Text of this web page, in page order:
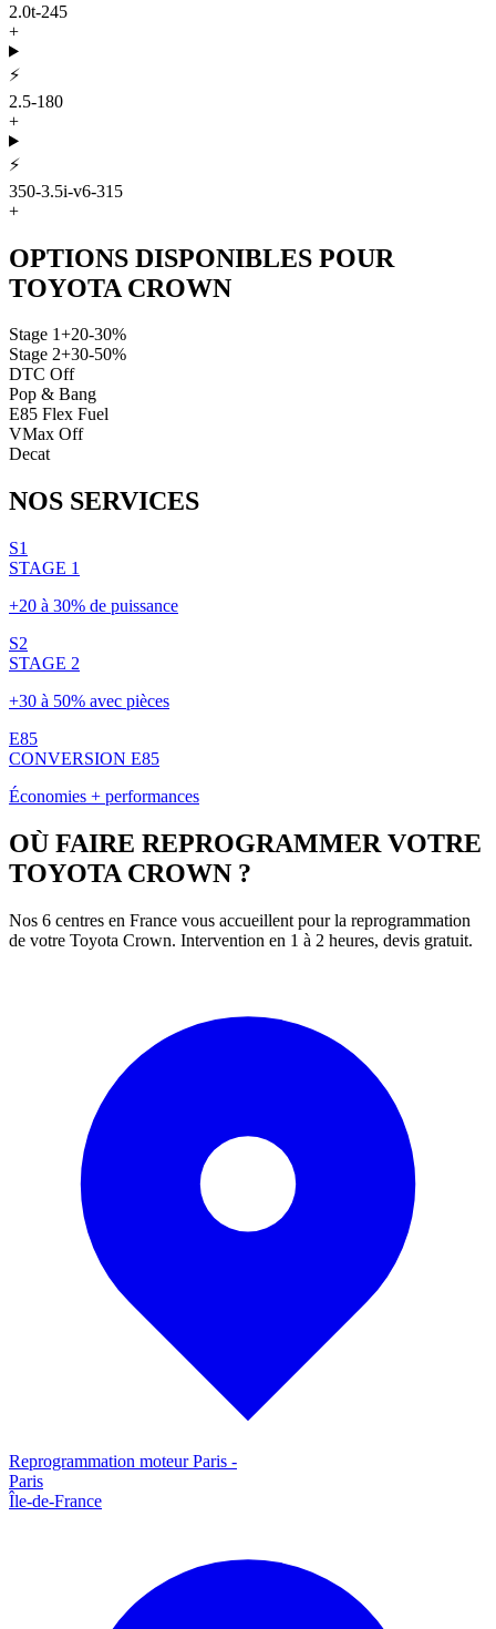
2.0t-245
+
⚡
2.5-180
+
⚡
350-3.5i-v6-315
+
OPTIONS DISPONIBLES POUR
TOYOTA CROWN
Stage 1+20-30%
Stage 2+30-50%
DTC Off
Pop & Bang
E85 Flex Fuel
VMax Off
Decat
NOS SERVICES
S1
STAGE 1
+20 à 30% de puissance
S2
STAGE 2
+30 à 50% avec pièces
E85
CONVERSION E85
Économies + performances
OÙ FAIRE REPROGRAMMER VOTRE
TOYOTA CROWN ?
Nos 6 centres en France vous accueillent pour la reprogrammation
de votre Toyota Crown. Intervention en 1 à 2 heures, devis gratuit.
Reprogrammation moteurParis -
Paris
Île-de-France